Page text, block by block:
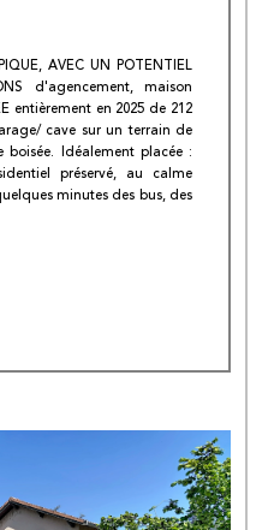
AVEC UN POTENTIEL
d'agencement, maison
entièrement en 2025 de 212
cave sur un terrain de
boisée. Idéalement placée :
préservé, au calme
minutes des bus, des